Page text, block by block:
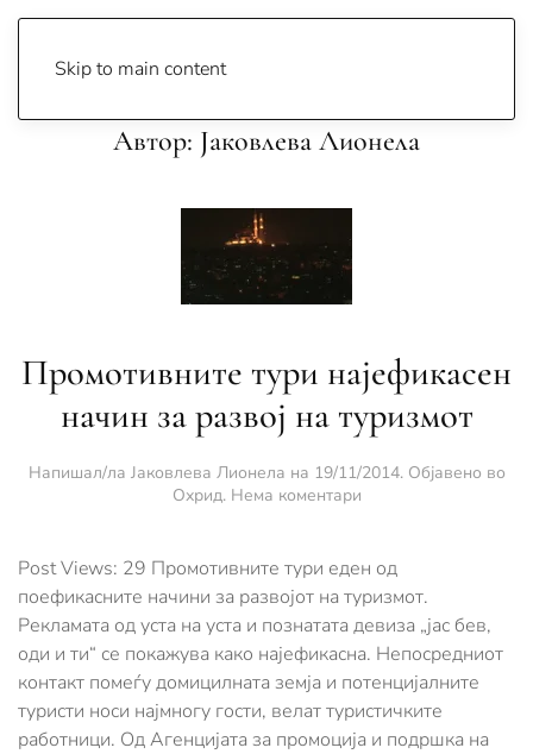
Skip to main content
Автор: Јаковлева Лионела
Промотивните тури најефикасен
начин за развој на туризмот
Напишал/ла Јаковлева Лионела на 19/11/2014. Објавено во
Охрид. Нема коментариза
најефикасен
начин
за
развој
на
туризмот
Post Views: 29 Промотивните тури еден од
поефикасните начини за развојот на туризмот.
Рекламата од уста на уста и познатата девиза „јас бев,
оди и ти“ се покажува како најефикасна. Непосредниот
контакт помеѓу домицилната земја и потенцијалните
туристи носи најмногу гости, велат туристичките
работници. Од Агенцијата за промоција и подршка на